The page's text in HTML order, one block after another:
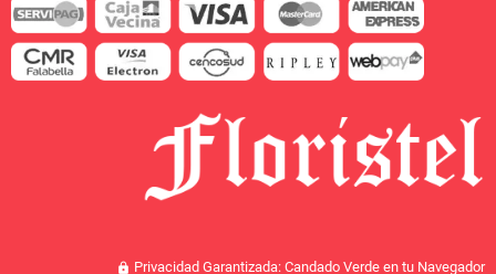
lock Privacidad Garantizada: Candado Verde en tu Navegador